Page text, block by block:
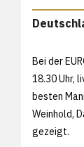
Bei der
18.30 Uhr,
besten
Weinhold,
gezeigt.